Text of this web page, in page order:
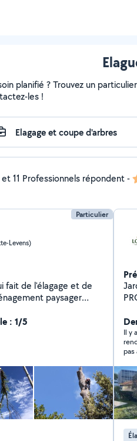
planifié ? Trouvez un
les !
11 Professionnels répondent-
Particulier
Levens)
fait de l'élagage et de
paysager
: 1/5
88
Il y